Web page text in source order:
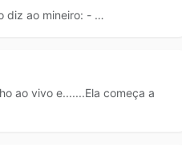
diz ao mineiro: - …
ao vivo e.......Ela começa a